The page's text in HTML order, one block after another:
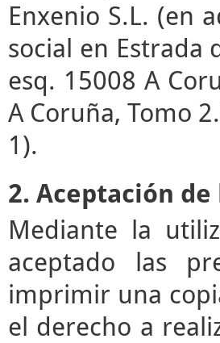
Enxenio S.L. (en
social en Estrada
esq. 15008 A
A Coruña, Tomo
1).
2. Aceptación
Mediante la
aceptado las
imprimir una
el derecho a